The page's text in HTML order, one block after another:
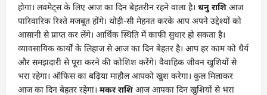
होगा। लवमेट्स के लिए आज का दिन बेहतरीन रहने वाला है। धनु राशि आज
पारिवारिक रिश्ते मजबूत होंगे। थोड़ी-सी मेहनत करके आप अपने उद्देश्यों को
आसानी से प्राप्त कर लेंगे। आर्थिक स्थिति में काफी सुधार हो सकता है।
व्यावसायिक कार्यों के लिहाज से आज का दिन बेहतर है। आप हर काम को धैर्य
और समझदारी से पूरा करने की कोशिश करेंगे। वैवाहिक जीवन खुशियों से
भरा रहेगा। ऑफिस का बढ़िया माहौल आपको खुश करेगा। कुल मिलाकर
आज का दिन बेहतर रहेगा। मकर राशि आज आपका दिन खुशियों से भरा